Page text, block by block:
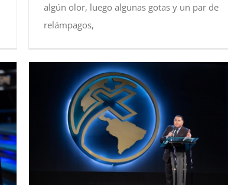
algún olor, luego algunas gotas y un par de
relámpagos,